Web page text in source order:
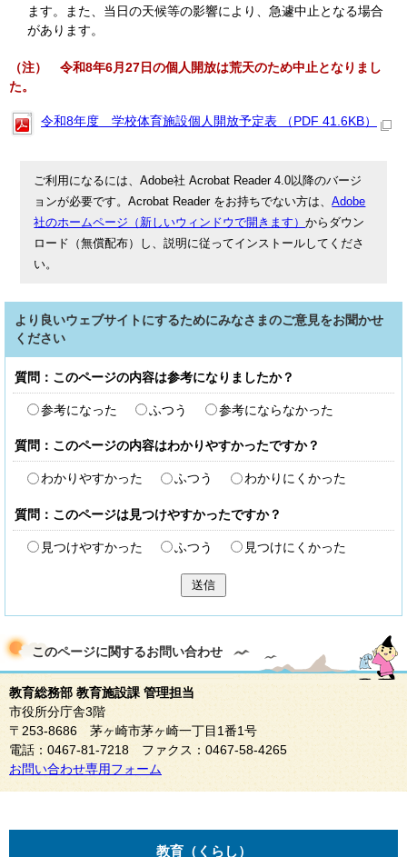
ます。また、当日の天候等の影響により、急遽中止となる場合
があります。
（注） 令和8年6月27日の個人開放は荒天のため中止となりまし
た。
令和8年度 学校体育施設個人開放予定表 （PDF 41.6KB）
ご利用になるには、Adobe社 Acrobat Reader 4.0以降のバージ
ョンが必要です。Acrobat Reader をお持ちでない方は、Adobe
社のホームページ（新しいウィンドウで開きます）からダウン
ロード（無償配布）し、説明に従ってインストールしてくださ
い。
より良いウェブサイトにするためにみなさまのご意見をお聞かせ
ください
質問：このページの内容は参考になりましたか？
参考になった ふつう 参考にならなかった
質問：このページの内容はわかりやすかったですか？
わかりやすかった ふつう わかりにくかった
質問：このページは見つけやすかったですか？
見つけやすかった ふつう 見つけにくかった
送信
このページに関するお問い合わせ
教育総務部 教育施設課 管理担当
市役所分庁舎3階
〒253-8686 茅ヶ崎市茅ヶ崎一丁目1番1号
電話：0467-81-7218 ファクス：0467-58-4265
お問い合わせ専用フォーム
教育（くらし）